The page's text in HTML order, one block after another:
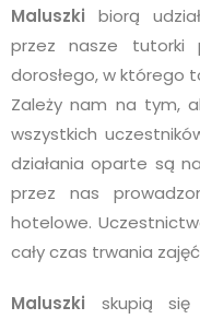
Maluszkibiorą
przez nasze tutorki
dorosłego, w którego
Zależy nam na tym,
wszystkich
działania oparte są
przez nas
hotelowe.
cały czas trwania
Maluszki skupią